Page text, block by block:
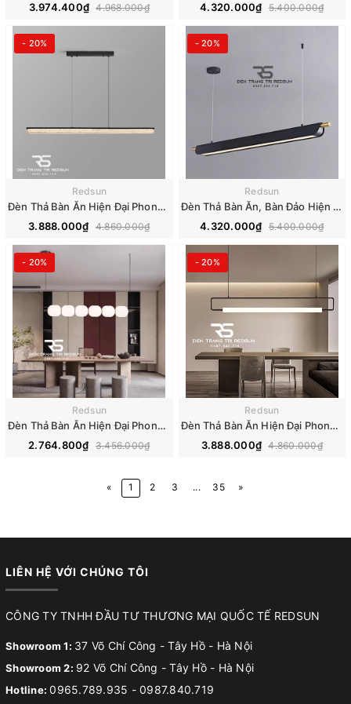
3.974.400₫ 4.968.000₫
4.320.000₫ 5.400.000₫
- 20%
Redsun
Đèn Thả Bàn Ăn Hiện Đại Phong Cách Bắc Âu Dáng Dài DC-L066
3.888.000₫ 4.860.000₫
- 20%
Redsun
Đèn Thả Bàn Ăn, Bàn Đảo Hiện Đại Phong Cách Bắc Âu Dáng Dài DC-T094
4.320.000₫ 5.400.000₫
- 20%
Redsun
Đèn Thả Bàn Ăn Hiện Đại Phong Cách Bắc Âu Dáng Dài DC-T093
2.764.800₫ 3.456.000₫
- 20%
Redsun
Đèn Thả Bàn Ăn Hiện Đại Phong Cách Bắc Âu Dáng Dài DC-T092
3.888.000₫ 4.860.000₫
« 1 2 3 ... 35 »
LIÊN HỆ VỚI CHÚNG TÔI
CÔNG TY TNHH ĐẦU TƯ THƯƠNG MẠI QUỐC TẾ REDSUN
Showroom 1: 37 Võ Chí Công - Tây Hồ - Hà Nội
Showroom 2: 92 Võ Chí Công - Tây Hồ - Hà Nội
Hotline:0965.789.935 - 0987.840.719